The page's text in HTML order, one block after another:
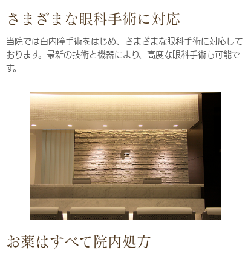
さまざまな眼科手術に対応
当院では白内障手術をはじめ、さまざまな眼科手術に対応して
おります。最新の技術と機器により、高度な眼科手術も可能で
す。
お薬はすべて院内処方